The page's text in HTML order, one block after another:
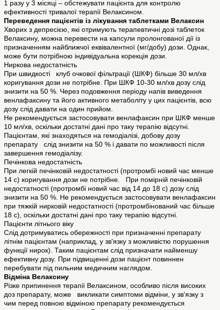
1 разу у 3 місяці – обстежувати пацієнта для контролю
ефективності тривалої терапії Велаксином.
Переведення пацієнтів із лікування таблетками Велаксин
Хворих з депресією, які отримують терапевтичні дозі таблеток
Велаксину, можна перевести на капсули пролонгованої дії із
призначенням найближчої еквівалентної (мг/добу) дози. Однак,
може бути потрібною індивідуальна корекція дози.
Ниркова недостатність
При швидкості клуб очкової фільтрації (ШКФ) більше 30 мл/хв
коригування дози не потрібне. При ШКФ 10-30 мл/хв дозу слід
знизити на 50 %. Через подовження періоду напів виведення
венлафаксину та його активного метаболіту у цих пацієнтів, всю
дозу слід давати на один прийом.
Не рекомендується застосовувати венлафаксин при ШКФ менше
10 мл/хв, оскільки достатні дані про таку терапію відсутні.
Пацієнтам, які знаходяться на гемодіалізі, добову дозу
препарату слід знизити на 50 % і давати по можливості після
завершення гемодіалізу.
Печінкова недостатність
При легкій печінковій недостатності (протромбі новий час менше
14 с) коригування дози не потрібне. При помірній печінковій
недостатності (протромбі новий час від 14 до 18 с) дозу слід
знизити на 50 %. Не рекомендується застосовувати венлафаксин
при тяжкій нирковій недостатності (протромбінований час більше
18 с), оскільки достатні дані про таку терапію відсутні.
Пацієнти літнього віку
Слід дотримуватись обережності при призначенні препарату
літнім пацієнтам (наприклад, у зв'язку з можливістю порушення
функції нирок). Таким пацієнтам слід призначати найменшу
ефективну дозу. При підвищенні дози пацієнт повиннен
перебувати під пильним медичним наглядом.
Відміна Велаксину
Різке припинення терапії Велаксином, особливо після високих
доз препарату, може викликати симптоми відміни, у зв'язку з
чим перед повною відміною препарату рекомендується